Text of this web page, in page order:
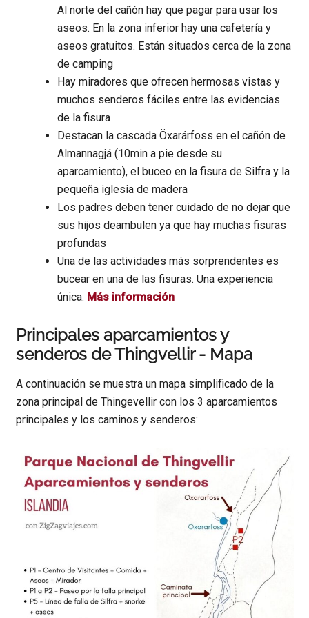
Al norte del cañón hay que pagar para usar los
aseos. En la zona inferior hay una cafetería y
aseos gratuitos. Están situados cerca de la zona
de camping
Hay miradores que ofrecen hermosas vistas y
muchos senderos fáciles entre las evidencias
de la fisura
Destacan la cascada Öxarárfoss en el cañón de
Almannagjá (10min a pie desde su
aparcamiento), el buceo en la fisura de Silfra y la
pequeña iglesia de madera
Los padres deben tener cuidado de no dejar que
sus hijos deambulen ya que hay muchas fisuras
profundas
Una de las actividades más sorprendentes es
bucear en una de las fisuras. Una experiencia
única. Más información
Principales aparcamientos y
senderos de Thingvellir - Mapa
A continuación se muestra un mapa simplificado de la
zona principal de Thingevellir con los 3 aparcamientos
principales y los caminos y senderos: